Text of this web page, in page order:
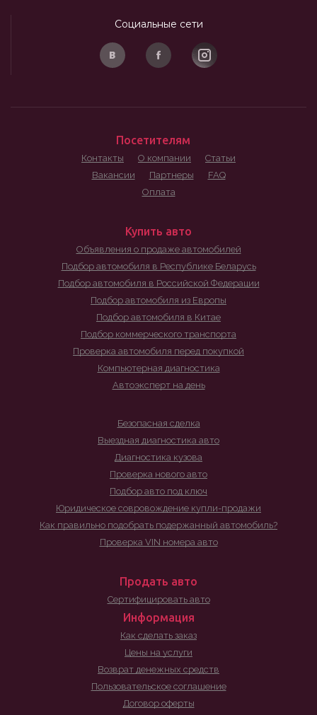
Социальные сети
Посетителям
Контакты О компании
Статьи
Вакансии
Партнеры
FAQ
Оплата
Купить авто
Объявления о продаже автомобилей
Подбор автомобиля в Республике Беларусь
Подбор автомобиля в Российской Федерации
Подбор автомобиля из Европы
Подбор автомобиля в Китае
Подбор коммерческого транспорта
Проверка автомобиля перед покупкой
Компьютерная диагностика
Автоэксперт на день
Безопасная сделка
Выездная диагностика авто
Диагностика кузова
Проверка нового авто
Подбор авто под ключ
Юридическое совровождение купли-продажи
Как правильно подобрать подержанный автомобиль?
Проверка VIN номера авто
Продать авто
Сертифицировать авто
Информация
Как сделать заказ
Цены на услуги
Возврат денежных средств
Пользовательское соглашение
Договор оферты